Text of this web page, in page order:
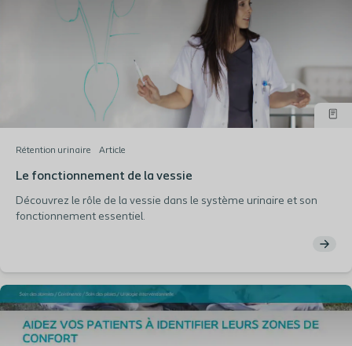
Rétention urinaire Article
Le fonctionnement de la vessie
Découvrez le rôle de la vessie dans le système urinaire et son
fonctionnement essentiel.